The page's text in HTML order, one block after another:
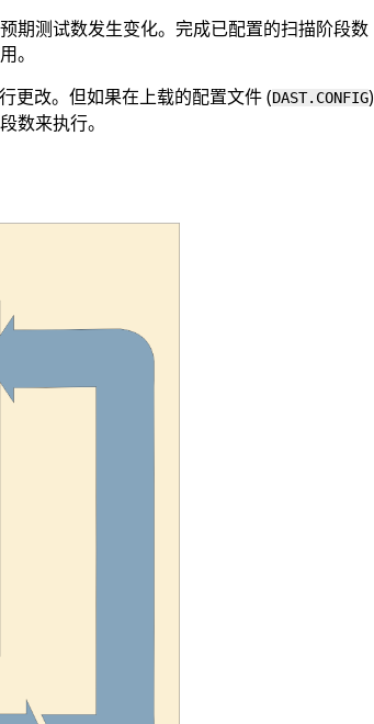
期测试数发生变化。完成已配置的扫描阶段数
。
更改。但如果在上载的配置文件 (DAST.CONFIG)
数来执行。